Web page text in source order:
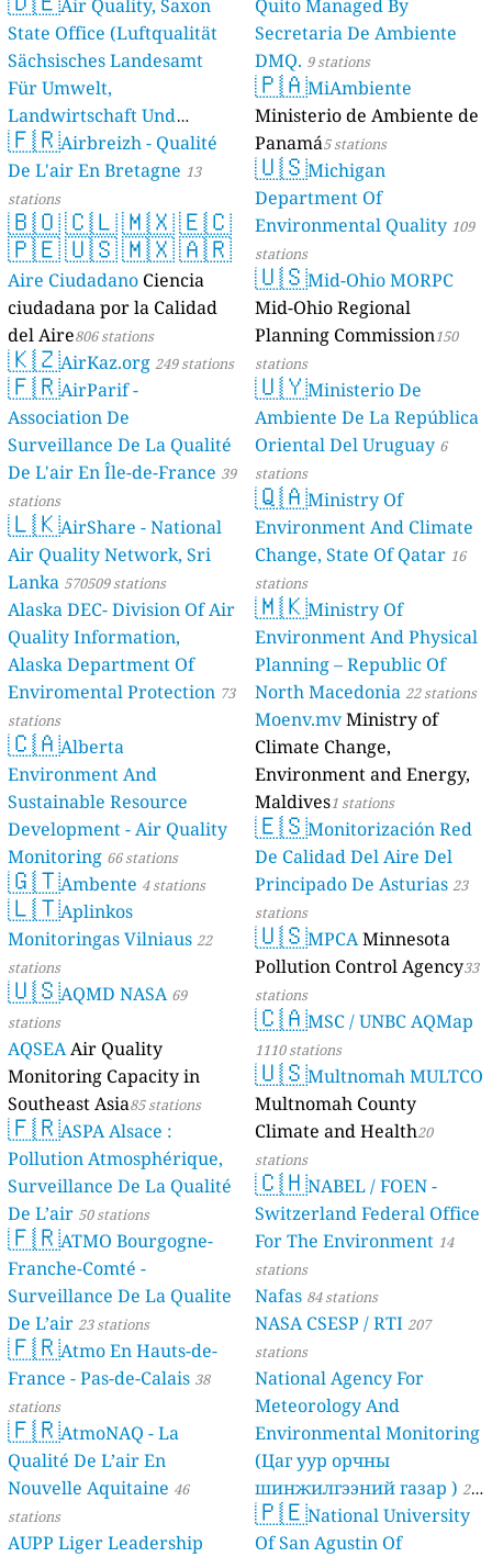
Air Quality, Saxon
State Office (Luftqualität
Sächsisches Landesamt
Für Umwelt,
Landwirtschaft Und
Geologie) 50 stations
🇫🇷Airbreizh - Qualité
De L'air En Bretagne 13
stations
🇧🇴🇨🇱🇲🇽🇪🇨
🇵🇪🇺🇸🇲🇽🇦🇷
Aire Ciudadano Ciencia
ciudadana por la Calidad
del Aire806 stations
🇰🇿AirKaz.org 249 stations
🇫🇷AirParif -
Association De
Surveillance De La Qualité
De L'air En Île-de-France 39
stations
🇱🇰AirShare - National
Air Quality Network, Sri
Lanka 570509 stations
Alaska DEC- Division Of Air
Quality Information,
Alaska Department Of
Enviromental Protection 73
stations
🇨🇦Alberta
Environment And
Sustainable Resource
Development - Air Quality
Monitoring 66 stations
🇬🇹Ambente 4 stations
🇱🇹Aplinkos
Monitoringas Vilniaus 22
stations
🇺🇸AQMD NASA 69
stations
AQSEAAir Quality
Monitoring Capacity in
Southeast Asia85 stations
🇫🇷ASPA Alsace :
Pollution Atmosphérique,
Surveillance De La Qualité
De L’air 50 stations
🇫🇷ATMO Bourgogne-
Franche-Comté -
Surveillance De La Qualite
De L’air 23 stations
🇫🇷Atmo En Hauts-de-
France - Pas-de-Calais 38
stations
🇫🇷AtmoNAQ - La
Qualité De L’air En
Nouvelle Aquitaine 46
stations
AUPP Liger Leadership
Quito Managed By
Secretaria De Ambiente
DMQ. 9 stations
🇵🇦MiAmbiente
Ministerio de Ambiente de
Panamá5 stations
🇺🇸Michigan
Department Of
Environmental Quality 109
stations
🇺🇸Mid-Ohio MORPC
Mid-Ohio Regional
Planning Commission150
stations
🇺🇾Ministerio De
Ambiente De La República
Oriental Del Uruguay 6
stations
🇶🇦Ministry Of
Environment And Climate
Change, State Of Qatar 16
stations
🇲🇰Ministry Of
Environment And Physical
Planning – Republic Of
North Macedonia 22 stations
Moenv.mvMinistry of
Climate Change,
Environment and Energy,
Maldives1 stations
🇪🇸Monitorización Red
De Calidad Del Aire Del
Principado De Asturias 23
stations
🇺🇸MPCAMinnesota
Pollution Control Agency33
stations
🇨🇦MSC / UNBC AQMap
1110 stations
🇺🇸Multnomah MULTCO
Multnomah County
Climate and Health20
stations
🇨🇭NABEL / FOEN -
Switzerland Federal Office
For The Environment 14
stations
Nafas 84 stations
NASA CSESP / RTI 207
stations
National Agency For
Meteorology And
Environmental Monitoring
(Цаг уур орчны
шинжилгээний газар ) 21
stations
🇵🇪National University
Of San Agustin Of